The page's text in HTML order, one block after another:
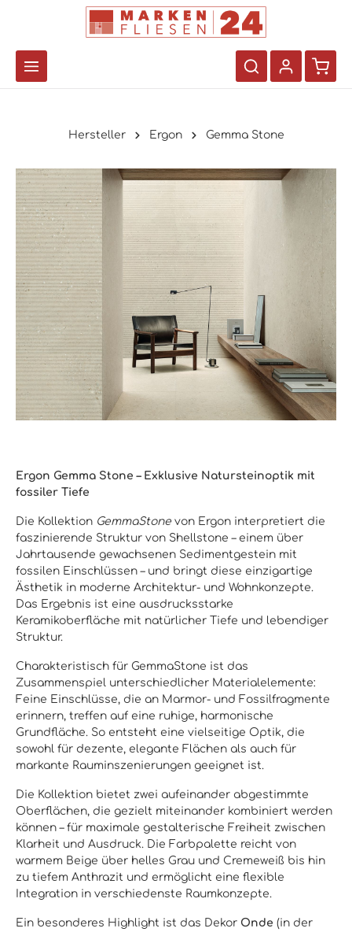
Hersteller Ergon Gemma Stone
Ergon Gemma Stone – Exklusive Natursteinoptik mit
fossiler Tiefe
Die Kollektion GemmaStonevon Ergon interpretiert die
faszinierende Struktur von Shellstone – einem über
Jahrtausende gewachsenen Sedimentgestein mit
fossilen Einschlüssen – und bringt diese einzigartige
Ästhetik in moderne Architektur- und Wohnkonzepte.
Das Ergebnis ist eine ausdrucksstarke
Keramikoberfläche mit natürlicher Tiefe und lebendiger
Struktur.
Charakteristisch für GemmaStone ist das
Zusammenspiel unterschiedlicher Materialelemente:
Feine Einschlüsse, die an Marmor- und Fossilfragmente
erinnern, treffen auf eine ruhige, harmonische
Grundfläche. So entsteht eine vielseitige Optik, die
sowohl für dezente, elegante Flächen als auch für
markante Rauminszenierungen geeignet ist.
Die Kollektion bietet zwei aufeinander abgestimmte
Oberflächen, die gezielt miteinander kombiniert werden
können – für maximale gestalterische Freiheit zwischen
Klarheit und Ausdruck. Die Farbpalette reicht von
warmem Beige über helles Grau und Cremeweiß bis hin
zu tiefem Anthrazit und ermöglicht eine flexible
Integration in verschiedenste Raumkonzepte.
Ein besonderes Highlight ist das Dekor Onde (in der